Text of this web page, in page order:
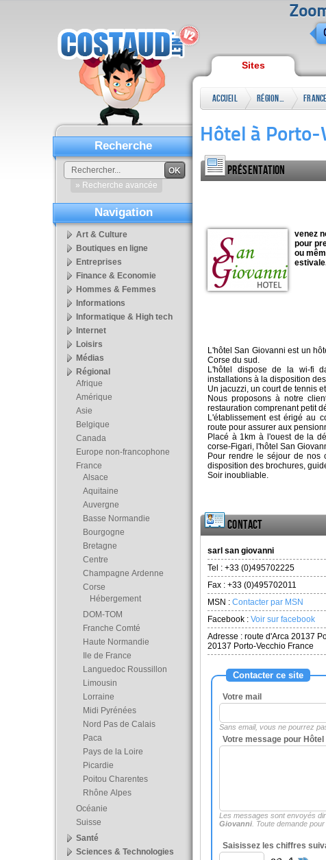
Sites
Accueil Régional France
Hôtel à Porto-
Présentation
venez
pour
ou
L'hôtel San Giovanni est un
Corse du sud.
L'hôtel dispose de la wi-fi
installations à la disposition
Un jacuzzi, un court de tennis
Nous proposons à notre
restauration comprenant petit
L'établissement est érigé au
route pour assurer aux
Placé à 1km à l'ouest de la
corse-Figari, l'hôtel San
Pour rendre le séjour de nos
disposition des brochures,
Soir inoubliable.
Contact
sarl san giovanni
Tel : +33 (0)495702225
Fax : +33 (0)495702011
MSN : Contacter par MSN
Facebook : Voir sur facebook
Adresse : route d'Arca 20137
20137 Porto-Vecchio France
Contacter ce site
Votre mail
Sans email, vous ne pourrez
Votre message pour
Les messages sont envoyés
Giovanni . Toute demande
Saisissez les chiffres
Recherche
OK
» Recherche avancée
Navigation
Art & Culture
Boutiques en ligne
Entreprises
Finance & Economie
Hommes & Femmes
Informations
Informatique & High tech
Internet
Loisirs
Médias
Régional
Afrique
Amérique
Asie
Belgique
Canada
Europe non-francophone
France
Alsace
Aquitaine
Auvergne
Basse Normandie
Bourgogne
Bretagne
Centre
Champagne Ardenne
Corse
Hébergement
DOM-TOM
Franche Comté
Haute Normandie
Ile de France
Languedoc Roussillon
Limousin
Lorraine
Midi Pyrénées
Nord Pas de Calais
Paca
Pays de la Loire
Picardie
Poitou Charentes
Rhône Alpes
Océanie
Suisse
Santé
Sciences & Technologies